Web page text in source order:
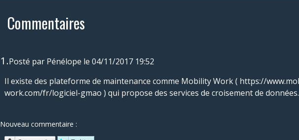
Commentaires
1.Posté par Pénélope le 04/11/2017 19:52
Il existe des plateforme de maintenance comme Mobility Work ( https://
work.com/fr/logiciel-gmao ) qui propose des services de croisement de données.
Nouveau commentaire :